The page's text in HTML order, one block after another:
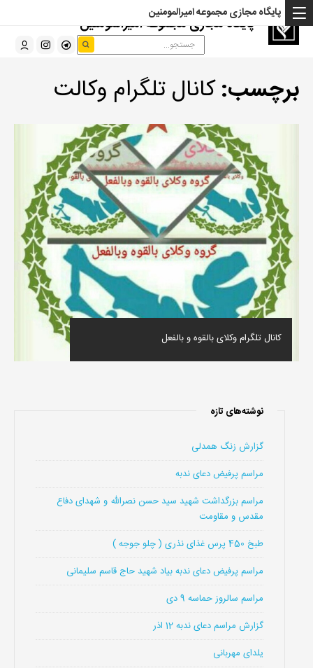
پایگاه مجازی مجموعه امیرالمومنین
پایگاه مجازی مجموعه امیرالمومنین
برچسب:کانال تلگرام وکالت
کانال تلگرام وکلای بالقوه و بالفعل
نوشته‌های تازه
گزارش زنگ همدلی
مراسم پرفیض دعای ندبه
مراسم بزرگداشت شهید سید حسن نصرالله و شهدای دفاع
مقدس و مقاومت
طبخ 450 پرس غذای نذری ( چلو جوجه )
مراسم پرفیض دعای ندبه بیاد شهید حاج قاسم سلیمانی
مراسم سالروز حماسه 9 دی
گزارش مراسم دعای ندبه 12 اذر
یلدای مهربانی